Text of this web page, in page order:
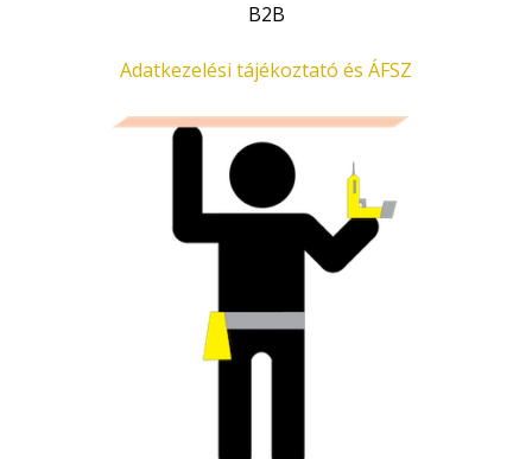
B2B
Adatkezelési tájékoztató és ÁFSZ